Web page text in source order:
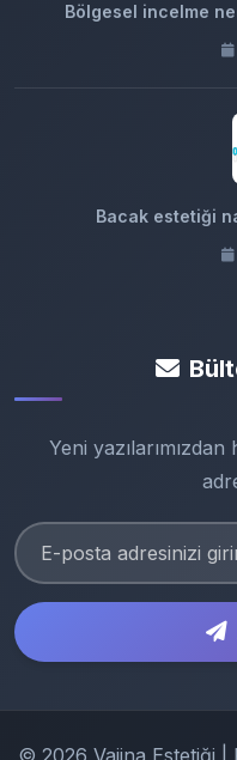
Bölgesel incelme
Bacak estetiği
Yeni
© 2026 Vajina Estetiği |